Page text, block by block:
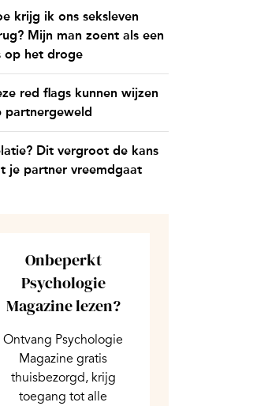
krijg ik ons seksleven
Mijn man zoent als een
op het droge
red flags kunnen wijzen
partnergeweld
Dit vergroot de kans
je partner vreemdgaat
Onbeperkt
Psychologie
Magazine lezen?
Ontvang Psychologie
Magazine gratis
thuisbezorgd, krijg
toegang tot alle